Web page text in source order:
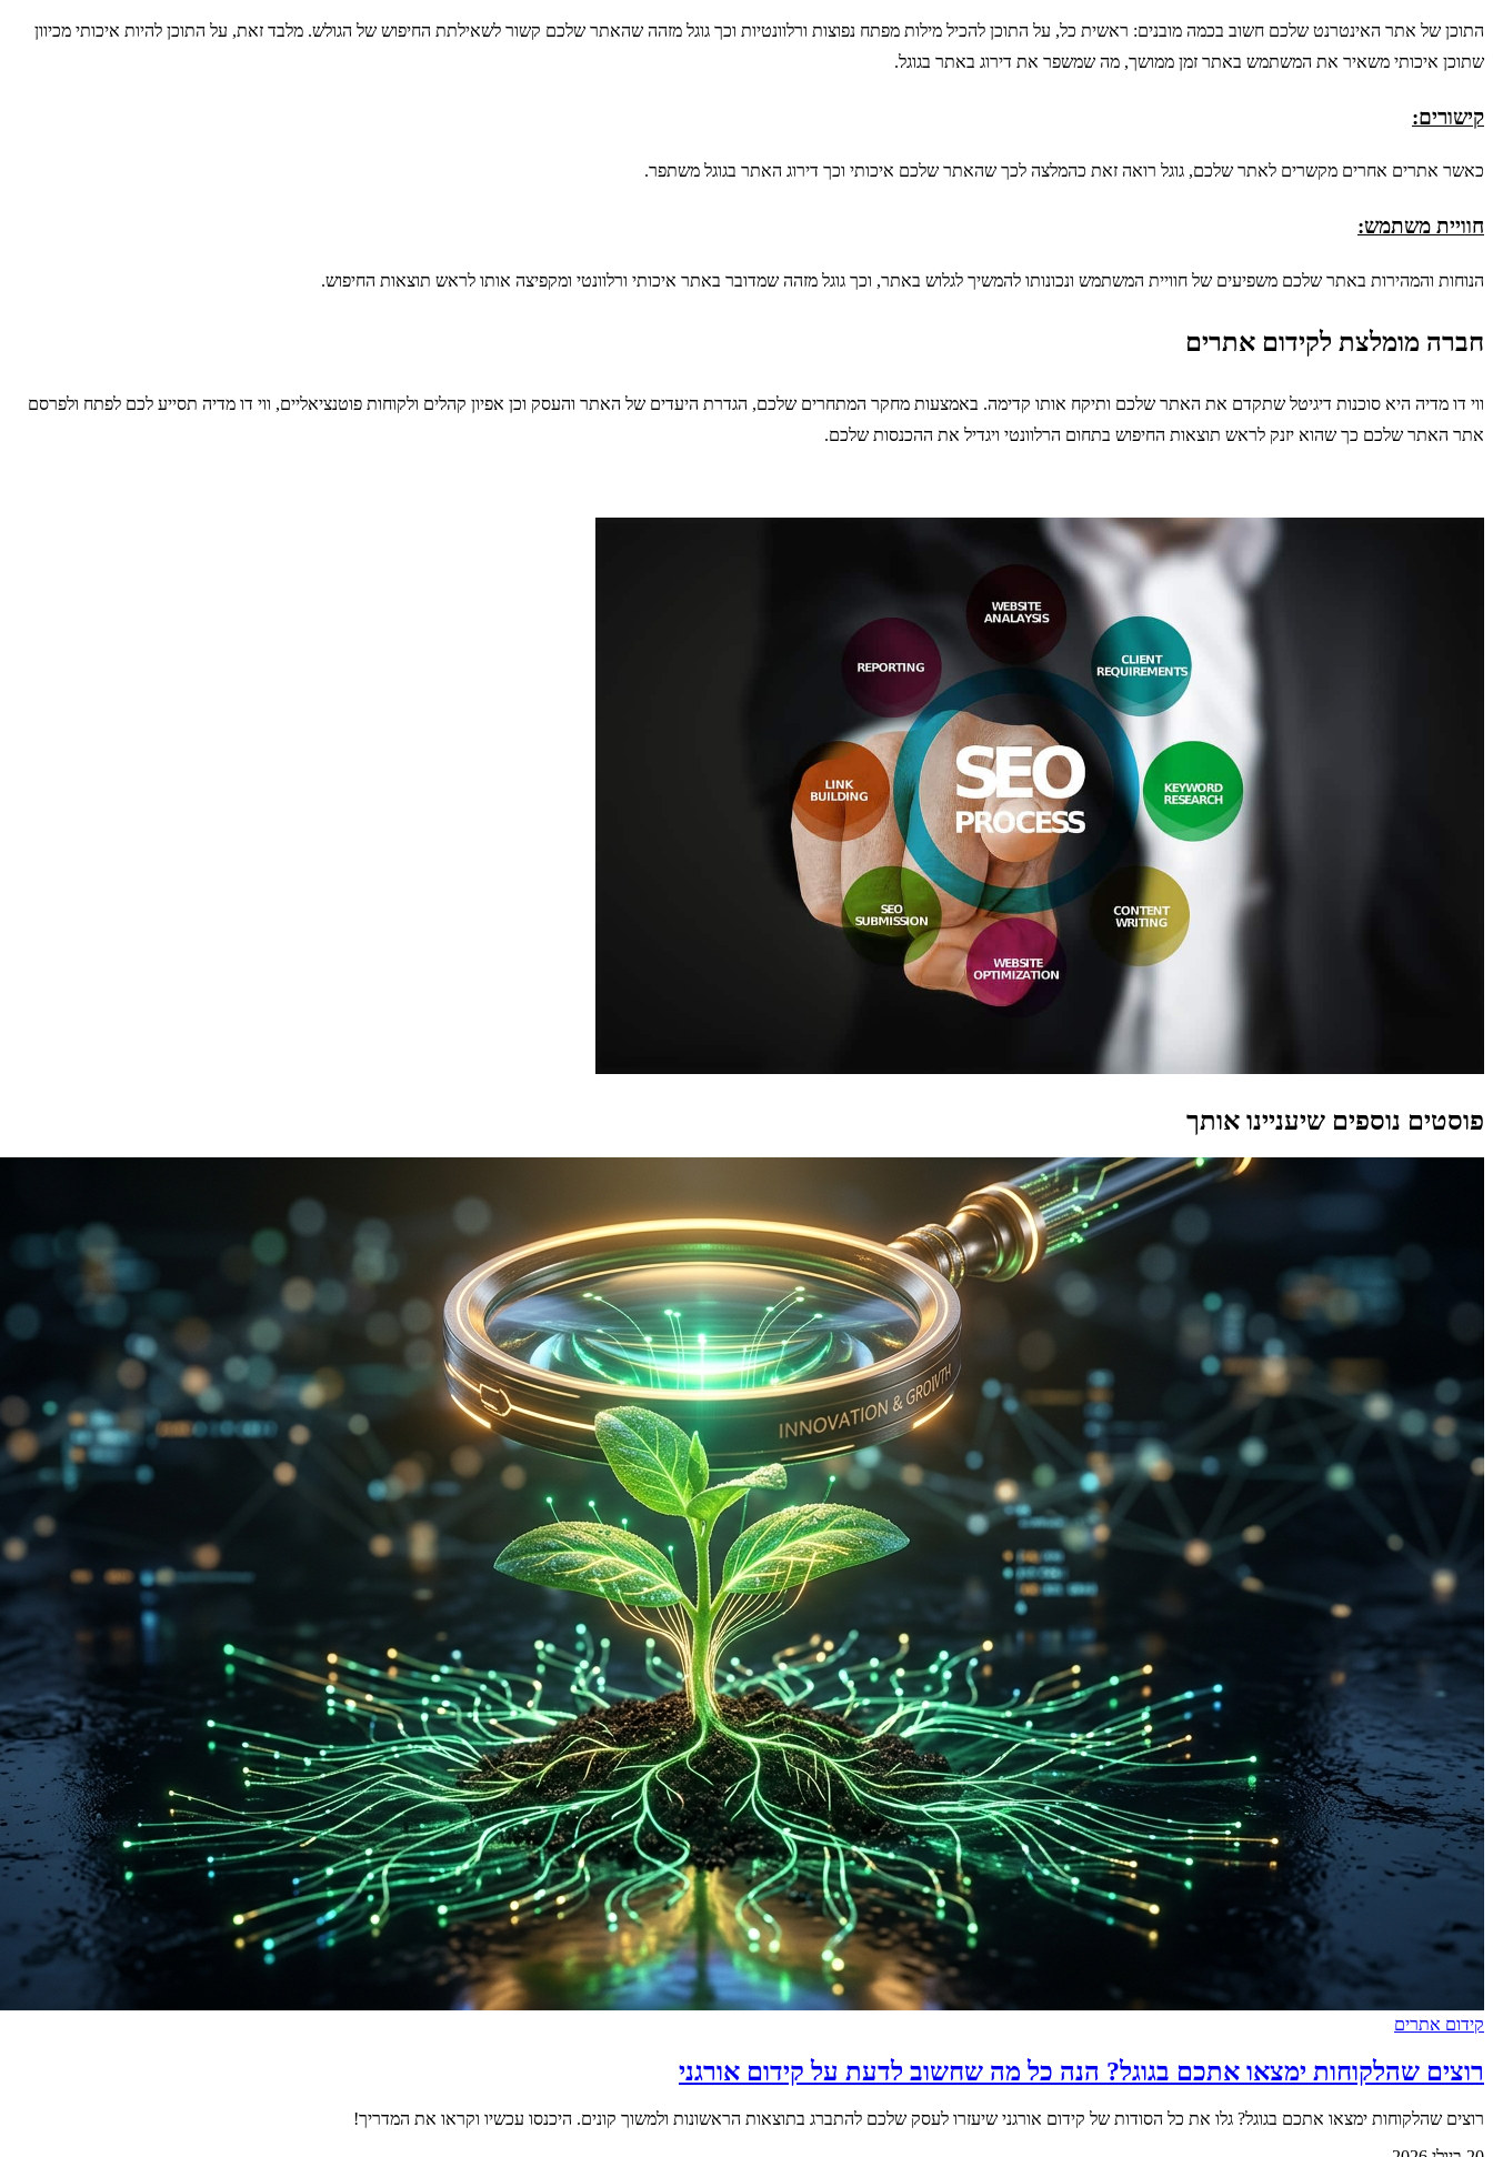
התוכן של אתר האינטרנט שלכם חשוב בכמה מובנים: ראשית כל, על התוכן להכיל מילות מפתח נפוצות ורלוונטיות וכך גוגל מזהה שהאתר שלכם קשור לשאילתת החיפוש של הגולש. מלבד זאת, על התוכן להיות איכותי מכיוון
שתוכן איכותי משאיר את המשתמש באתר זמן ממושך, מה שמשפר את דירוג באתר בגוגל.
קישורים:
כאשר אתרים אחרים מקשרים לאתר שלכם, גוגל רואה זאת כהמלצה לכך שהאתר שלכם איכותי וכך דירוג האתר בגוגל משתפר.
חוויית משתמש:
הנוחות והמהירות באתר שלכם משפיעים של חוויית המשתמש ונכונותו להמשיך לגלוש באתר, וכך גוגל מזהה שמדובר באתר איכותי ורלוונטי ומקפיצה אותו לראש תוצאות החיפוש.
חברה מומלצת לקידום אתרים
ווי דו מדיה היא סוכנות דיגיטל שתקדם את האתר שלכם ותיקח אותו קדימה. באמצעות מחקר המתחרים שלכם, הגדרת היעדים של האתר והעסק וכן אפיון קהלים ולקוחות פוטנציאליים, ווי דו מדיה תסייע לכם לפתח ולפרסם
אתר האתר שלכם כך שהוא יזנק לראש תוצאות החיפוש בתחום הרלוונטי ויגדיל את ההכנסות שלכם.
פוסטים נוספים שיעניינו אותך
קידום אתרים
רוצים שהלקוחות ימצאו אתכם בגוגל? הנה כל מה שחשוב לדעת על קידום אורגני
רוצים שהלקוחות ימצאו אתכם בגוגל? גלו את כל הסודות של קידום אורגני שיעזרו לעסק שלכם להתברג בתוצאות הראשונות ולמשוך קונים. היכנסו עכשיו וקראו את המדריך!